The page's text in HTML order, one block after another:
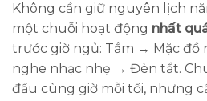
Không cần giữ nguyên lịch
một chuỗi hoạt động nhất
trước giờ ngủ: Tắm → Mặc đồ
nghe nhạc nhẹ → Đèn tắt.
đầu cùng giờ mỗi tối, nhưng